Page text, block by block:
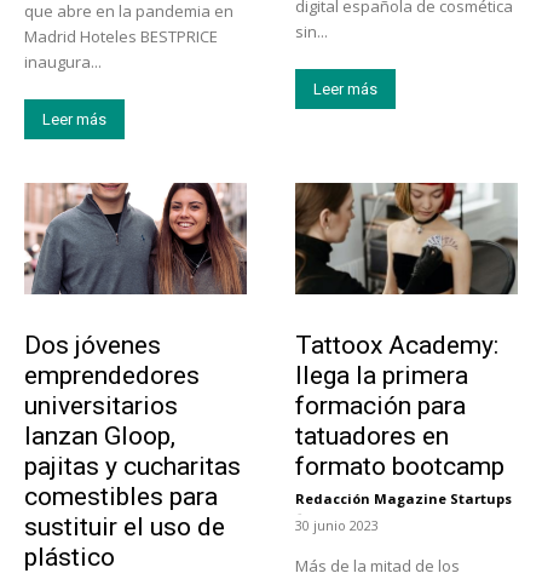
que abre en la pandemia en
Madrid Hoteles BESTPRICE
inaugura...
Leer más
digital española de cosmética
sin...
Leer más
Dos jóvenes
emprendedores
universitarios
lanzan Gloop,
pajitas y cucharitas
comestibles para
sustituir el uso de
plástico
Tattoox Academy:
llega la primera
formación para
tatuadores en
formato bootcamp
Redacción Magazine Startups
-
30 junio 2023
Más de la mitad de los